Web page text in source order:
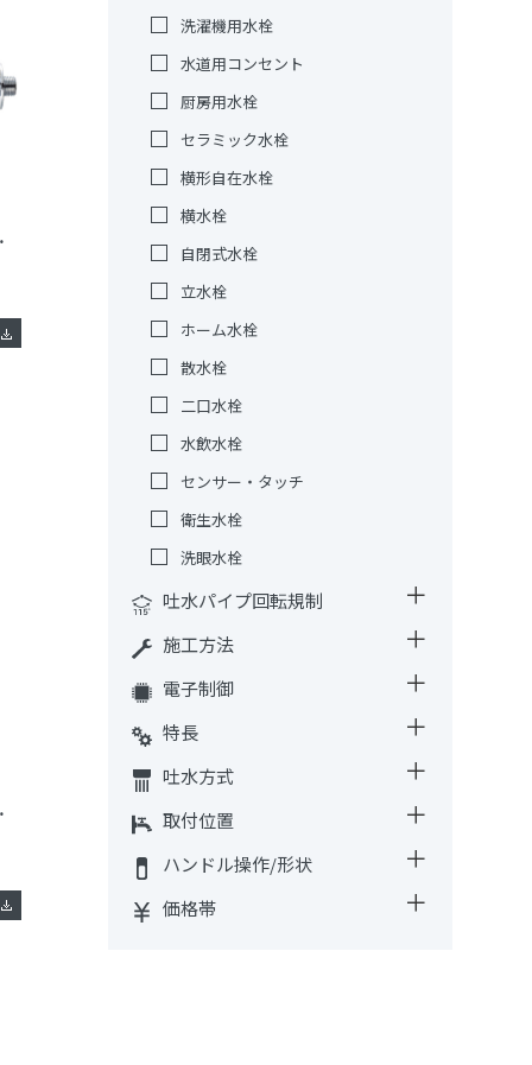
形］
形］
洗濯機用水栓
水道用コンセント
厨房用水栓
セラミック水栓
横形自在水栓
横水栓
自閉式水栓
立水栓
ホーム水栓
散水栓
二口水栓
水飲水栓
センサー・タッチ
衛生水栓
洗眼水栓
吐水パイプ回転規制
施工方法
電子制御
特長
吐水方式
取付位置
ハンドル操作/形状
価格帯